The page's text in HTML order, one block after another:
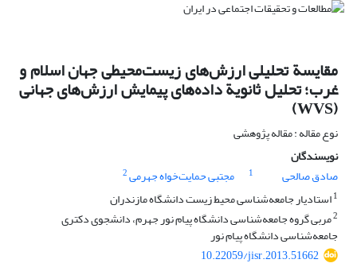
مقایسة تحلیلی ارزش‌های زیست‌محیطی جهان اسلام و
غرب؛ تحلیل ثانویة داده‌های پیمایش ارزش‌های جهانی
(WVS)
نوع مقاله : مقاله پژوهشی
نویسندگان
صادق صالحی
1 مجتبی حمایت‌خواه جهرمی2
1استادیار جامعه‌شناسی محیط زیست دانشگاه مازندران
2مربی گروه جامعه‌شناسی دانشگاه پیام نور جهرم، دانشجوی دکتری
جامعه‌شناسی دانشگاه پیام نور
10.22059/jisr.2013.51662